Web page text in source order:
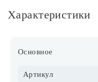
Бренды
Контакты
Характеристики
Основное
Артикул